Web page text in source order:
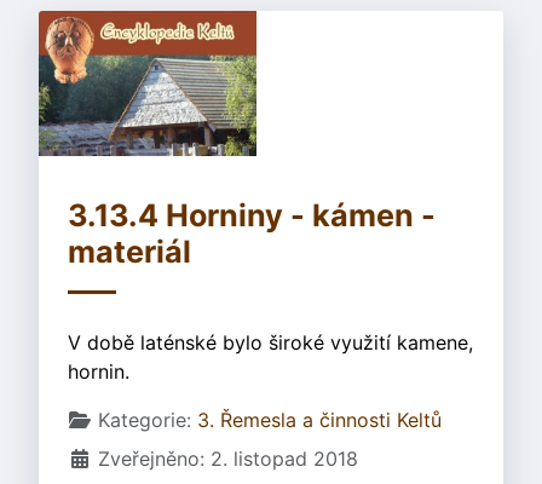
3.13.4 Horniny - kámen -
materiál
V době laténské bylo široké využití kamene,
hornin.
Základní údaje
Kategorie: 3. Řemesla a činnosti Keltů
Zveřejněno: 2. listopad 2018